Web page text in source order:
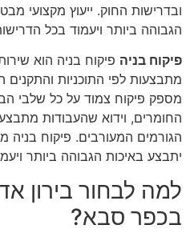
ובדרישות החוק. ייעוץ מקצועי
הגבוהה ביותר ויעמוד בכל
פיקוח בניה פיקוח בניה הוא
מתבצעות לפי התוכניות והתקנים
מספק פיקוח צמוד על כל שלבי
החומרים, וידוא שהעבודות
הגורמים המעורבים. פיקוח בניה
יתבצע באיכות הגבוהה ביותר
למה לבחור בירון
בכפר סבא?